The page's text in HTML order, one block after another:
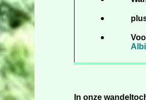
In onze